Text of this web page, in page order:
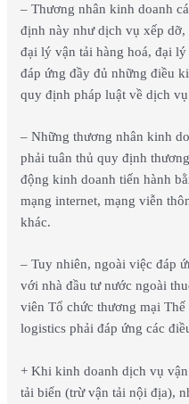
– Thương nhân kinh doanh
định này như dịch vụ xếp dỡ,
đại lý vận tải hàng hoá, đại
đáp ứng đầy đủ những điều
quy định pháp luật về dịch
– Những thương nhân kinh
phải tuân thủ quy định
động kinh doanh tiến hành
mạng internet, mạng viễn
khác.
– Tuy nhiên, ngoài việc đáp
với nhà đầu tư nước ngoài
viên Tổ chức thương mại
logistics phải đáp ứng các
+ Khi kinh doanh dịch vụ
tải biển (trừ vận tải nội địa),